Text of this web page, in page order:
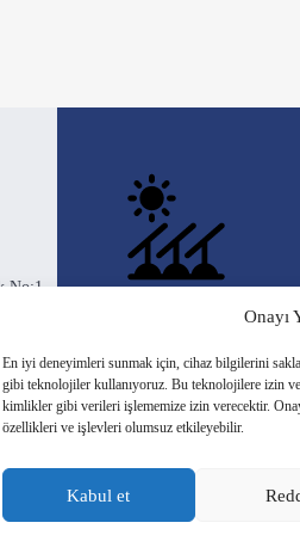
Onayı
En iyi deneyimleri sunmak için, cihaz bilgilerini
gibi teknolojiler kullanıyoruz. Bu teknolojilere izin
kimlikler gibi verileri işlememize izin verecektir.
özellikleri ve işlevleri olumsuz etkileyebilir.
Kabul et
No:1
Bir projeniz mi var?
Teklif İste